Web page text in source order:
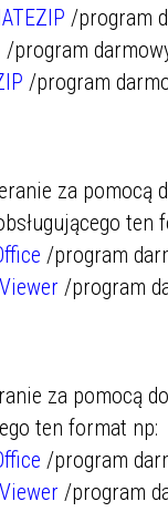
/program
/program
/program
za pomocą
ten
/program
/program
za pomocą
ten format np:
/program
/program